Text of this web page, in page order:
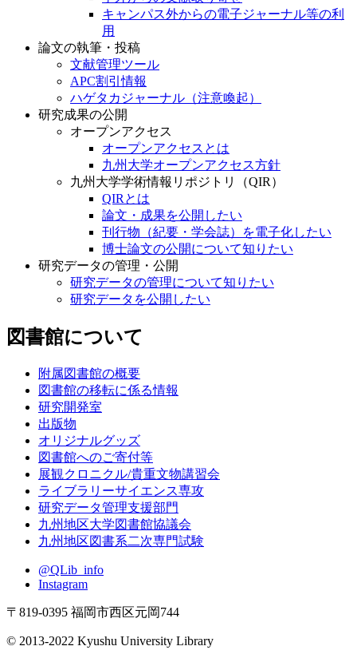
キャンパス外からの電子ジャーナル等の利
用
論文の執筆・投稿
文献管理ツール
APC割引情報
ハゲタカジャーナル（注意喚起）
研究成果の公開
オープンアクセス
オープンアクセスとは
九州大学オープンアクセス方針
九州大学学術情報リポジトリ（QIR）
QIRとは
論文・成果を公開したい
刊行物（紀要・学会誌）を電子化したい
博士論文の公開について知りたい
研究データの管理・公開
研究データの管理について知りたい
研究データを公開したい
図書館について
附属図書館の概要
図書館の移転に係る情報
研究開発室
出版物
オリジナルグッズ
図書館へのご寄付等
展観クロニクル/貴重文物講習会
ライブラリーサイエンス専攻
研究データ管理支援部門
九州地区大学図書館協議会
九州地区図書系二次専門試験
@QLib_info
Instagram
〒819-0395 福岡市西区元岡744
© 2013-2022 Kyushu University Library